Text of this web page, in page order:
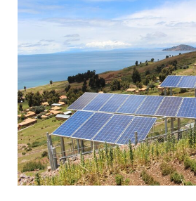
Kaip
žemės
nuomotoju
ir
kiek
galima
uždirbti
su
saulės